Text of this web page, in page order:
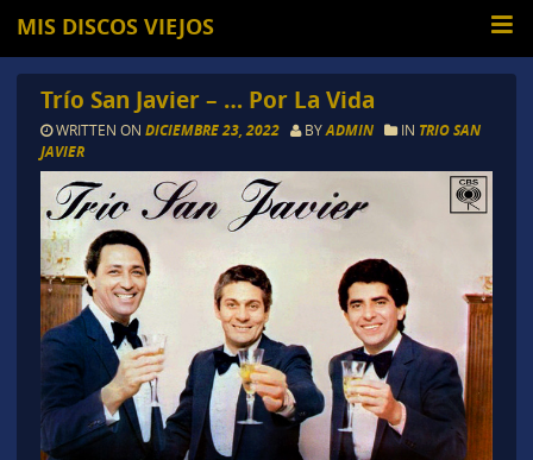
MIS DISCOS VIEJOS
Trío San Javier – … Por La Vida
WRITTEN ON DICIEMBRE 23, 2022 BYADMIN IN TRIO SAN
JAVIER